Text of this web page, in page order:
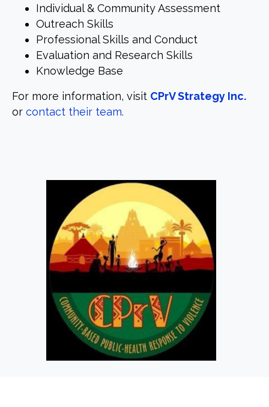
Individual & Community Assessment
Outreach Skills
Professional Skills and Conduct
Evaluation and Research Skills
Knowledge Base
For more information, visit CPrV Strategy Inc.
or contact their team.